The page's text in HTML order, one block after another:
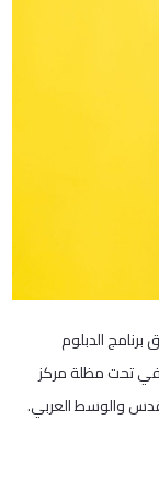
الدبلوم
تحت مظلة مركز
والوسط العربي.